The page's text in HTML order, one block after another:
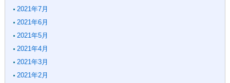
2021年7月
2021年6月
2021年5月
2021年4月
2021年3月
2021年2月